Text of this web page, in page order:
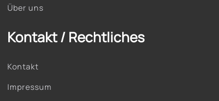
Über uns
Kontakt / Rechtliches
Kontakt
Impressum